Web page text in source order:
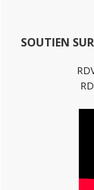
SOUTIEN